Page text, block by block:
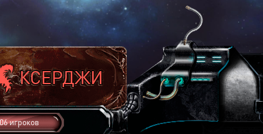
игроков